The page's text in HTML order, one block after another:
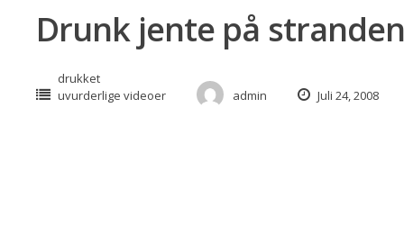
Drunk jente på stranden
drukket
uvurderlige videoer
admin Juli 24, 2008